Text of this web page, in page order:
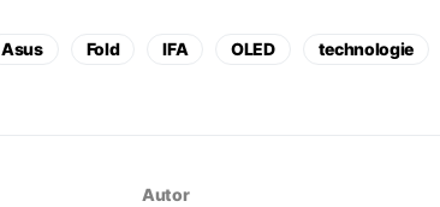
Asus Fold IFA OLED technologie
Autor